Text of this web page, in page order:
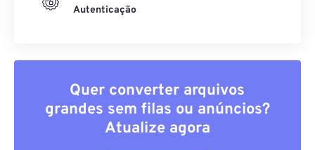
Autenticação
Quer converter arquivos
grandes sem filas ou anúncios?
Atualize agora